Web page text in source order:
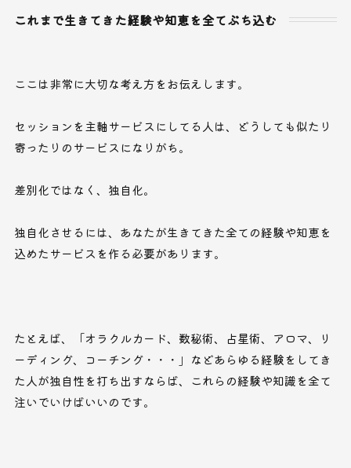
これまで生きてきた経験や知恵を全てぶち込む
ここは非常に大切な考え方をお伝えします。
セッションを主軸サービスにしてる人は、どうしても似たり
寄ったりのサービスになりがち。
差別化ではなく、独自化。
独自化させるには、あなたが生きてきた全ての経験や知恵を
込めたサービスを作る必要があります。
たとえば、「オラクルカード、数秘術、占星術、アロマ、リ
ーディング、コーチング・・・」などあらゆる経験をしてき
た人が独自性を打ち出すならば、これらの経験や知識を全て
注いでいけばいいのです。